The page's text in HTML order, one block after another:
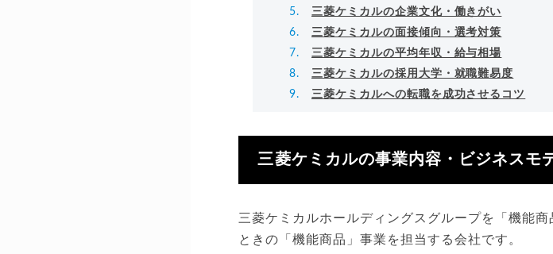
三菱ケミカルの企業文化・働きがい
三菱ケミカルの面接傾向・選考対策
三菱ケミカルの平均年収・給与相場
三菱ケミカルの採用大学・就職難易度
三菱ケミカルへの転職を成功させるコツ
三菱ケミカルの事業内容・ビジネスモ
三菱ケミカルホールディングスグループを「機能
ときの「機能商品」事業を担当する会社です。